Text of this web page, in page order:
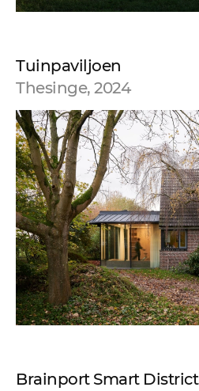
Tuinpaviljoen
Thesinge, 2024
Brainport Smart District